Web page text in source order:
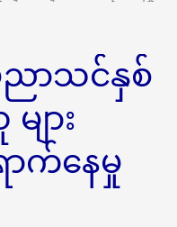
ညာသင်နှစ်
ျား
ာက်နေမှု